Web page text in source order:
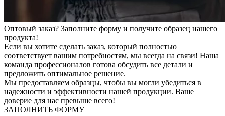
Оптовый заказ? Заполните форму и получите образец нашего
продукта!
Если вы хотите сделать заказ, который полностью
соответствует вашим потребностям, мы всегда на связи! Наша
команда профессионалов готова обсудить все детали и
предложить оптимальное решение.
Мы предоставляем образцы, чтобы вы могли убедиться в
надежности и эффективности нашей продукции. Ваше
доверие для нас превыше всего!
ЗАПОЛНИТЬ ФОРМУ